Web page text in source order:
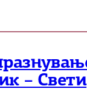
– Свети